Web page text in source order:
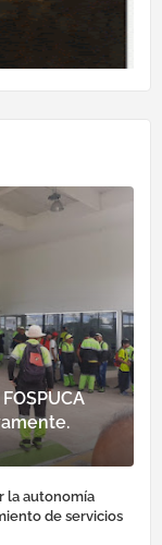
la autonomía
de servicios